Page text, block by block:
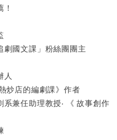
劇國文課」粉絲團團主
人
炒店的編劇課》作者
兼任助理教授‧ 《 故事創作